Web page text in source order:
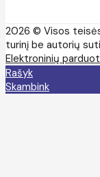
2026 © Visos
turinį be autorių
Elektroninių
Rašyk
Skambink